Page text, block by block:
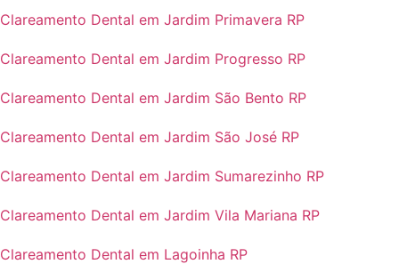
Clareamento Dental em Jardim Primavera RP
Clareamento Dental em Jardim Progresso RP
Clareamento Dental em Jardim São Bento RP
Clareamento Dental em Jardim São José RP
Clareamento Dental em Jardim Sumarezinho RP
Clareamento Dental em Jardim Vila Mariana RP
Clareamento Dental em Lagoinha RP